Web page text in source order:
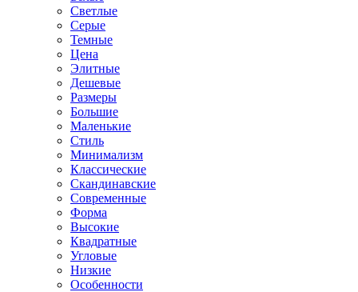
Светлые
Серые
Темные
Цена
Элитные
Дешевые
Размеры
Большие
Маленькие
Стиль
Минимализм
Классические
Скандинавские
Современные
Форма
Высокие
Квадратные
Угловые
Низкие
Особенности